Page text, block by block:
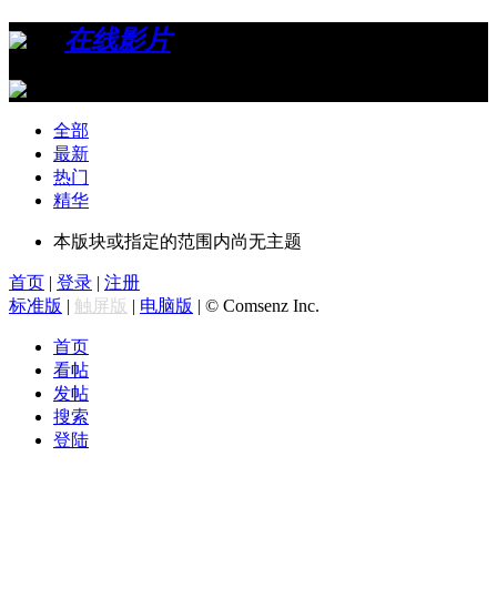
在线影片
全部
最新
热门
精华
本版块或指定的范围内尚无主题
首页 | 登录 | 注册
标准版 | 触屏版 | 电脑版 | © Comsenz Inc.
首页
看帖
发帖
搜索
登陆